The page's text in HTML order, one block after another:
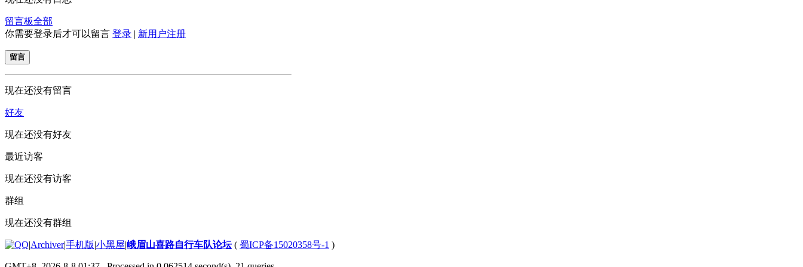
留言板全部
你需要登录后才可以留言 登录 | 新用户注册
留言
现在还没有留言
好友
现在还没有好友
最近访客
现在还没有访客
群组
现在还没有群组
|Archiver|手机版|小黑屋|峨眉山喜路自行车队论坛( 蜀ICP备15020358号-1 )